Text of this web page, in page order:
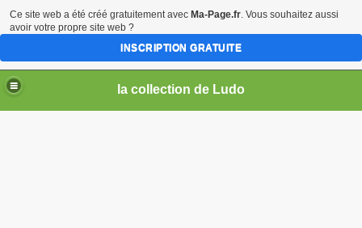
la collection de Ludo
Ce site web a été créé gratuitement avec Ma-Page.fr. Vous souhaitez aussi
avoir votre propre site web ?
INSCRIPTION GRATUITE